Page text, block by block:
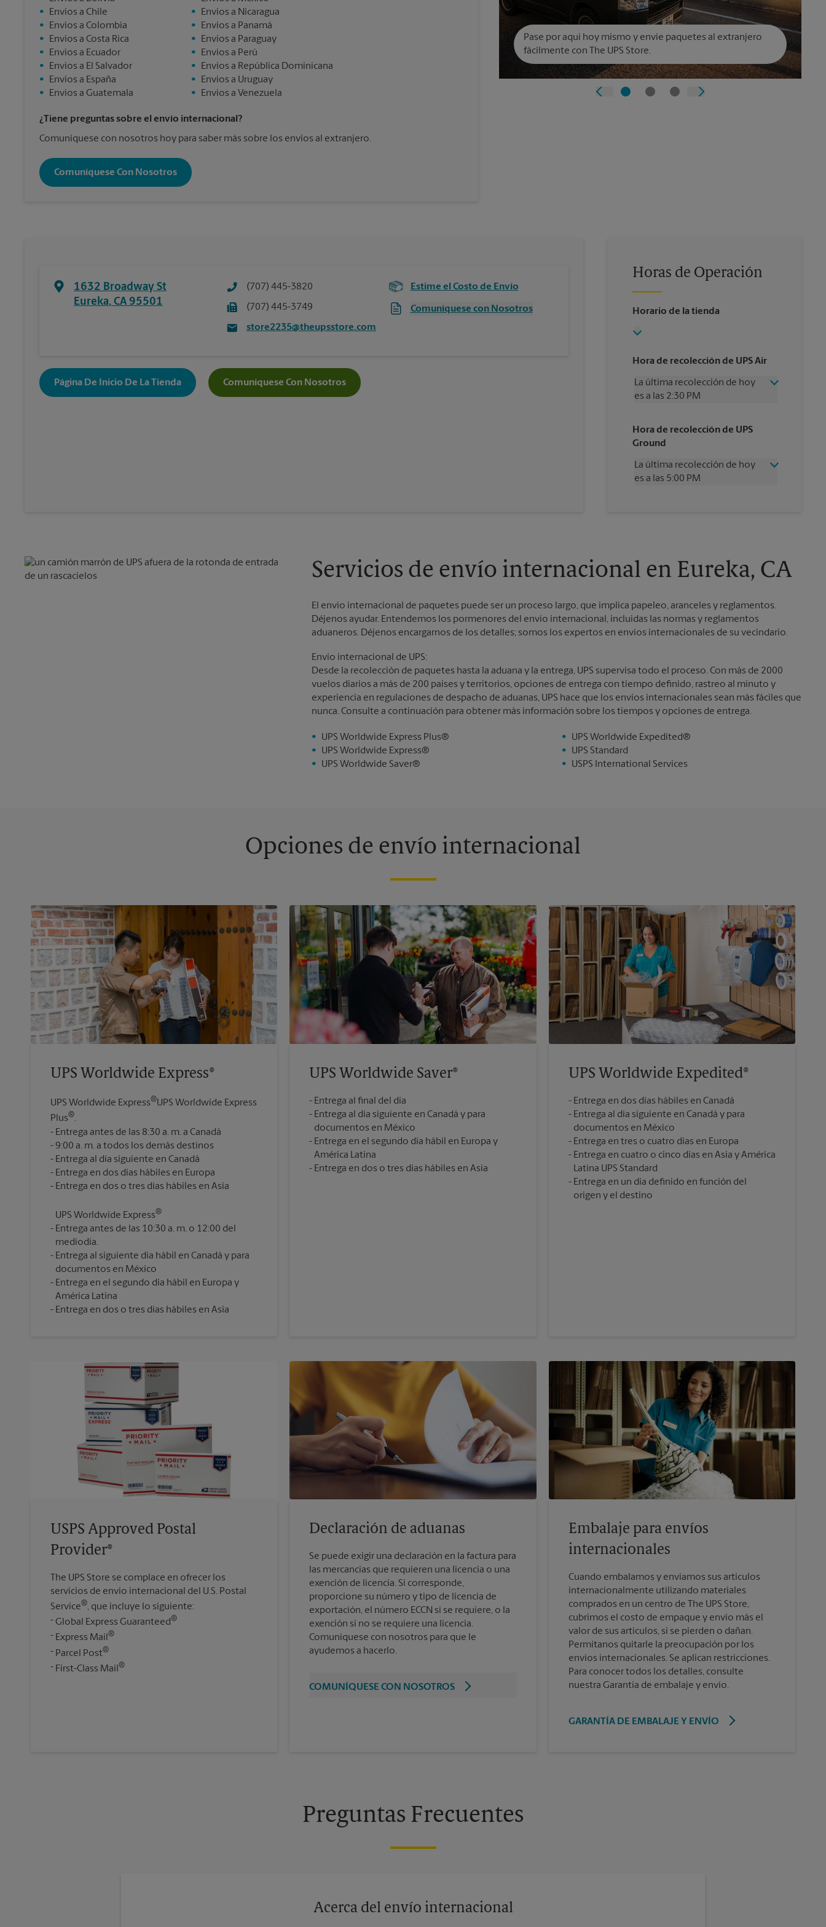
•
Envios a Chile
•
Envios a Colombia
•
Envios a Costa Rica
•
Envios a Ecuador
•
Envios a El Salvador
•
Envios a España
•
Envios a Guatemala
•
Envios a Nicaragua
•
Envios a Panamá
•
Envios a Paraguay
•
Envios a Perú
•
Envios a República Dominicana
•
Envios a Uruguay
•
Envios a Venezuela
¿Tiene preguntas sobre el envío internacional?
Comuníquese con nosotros hoy para saber más sobre los envíos al extranjero.
Comuníquese Con Nosotros
Pase por aquí hoy mismo y envíe paquetes al extranjero
fácilmente con The UPS Store.
1632 Broadway St
Eureka, CA 95501
(707) 445-3820
(707) 445-3749
store2235@theupsstore.com
Estime el Costo de Envío
Comuníquese con Nosotros
Página De Inicio De La Tienda Comuníquese Con Nosotros
Horas de Operación
Horario de la tienda
Hora de recolección de UPS Air
La última recolección de hoy
es a las 2:30 PM
Jueves
2:30 PM
Viernes
Sábado
Sin Recolección
Domingo
Sin Recolección
Hora de recolección de UPS
Ground
La última recolección de hoy
es a las 5:00 PM
Domingo
Sin Recolección
Lunes
5:00 PM
Servicios de envío internacional en Eureka, CA
El envío internacional de paquetes puede ser un proceso largo, que implica papeleo, aranceles y reglamentos.
Déjenos ayudar. Entendemos los pormenores del envío internacional, incluidas las normas y reglamentos
aduaneros. Déjenos encargarnos de los detalles; somos los expertos en envíos internacionales de su vecindario.
Envío internacional de UPS:
Desde la recolección de paquetes hasta la aduana y la entrega, UPS supervisa todo el proceso. Con más de 2000
vuelos diarios a más de 200 países y territorios, opciones de entrega con tiempo definido, rastreo al minuto y
experiencia en regulaciones de despacho de aduanas, UPS hace que los envíos internacionales sean más fáciles que
nunca. Consulte a continuación para obtener más información sobre los tiempos y opciones de entrega.
UPS Worldwide Express Plus®
UPS Worldwide Express®
UPS Worldwide Saver®
UPS Worldwide Expedited®
UPS Standard
USPS International Services
Opciones de envío internacional
UPS Worldwide Express®
UPS Worldwide Express®UPS Worldwide Express
Plus®.
Entrega antes de las 8:30 a. m. a Canadá
9:00 a. m. a todos los demás destinos
Entrega al día siguiente en Canadá
Entrega en dos días hábiles en Europa
UPS Worldwide Express®
Entrega antes de las 10:30 a. m. o 12:00 del
mediodía.
Entrega al siguiente día hábil en Canadá y para
documentos en México
Entrega en el segundo día hábil en Europa y
América Latina
Entrega en dos o tres días hábiles en Asia
UPS Worldwide Saver®
Entrega al final del día
Entrega al día siguiente en Canadá y para
documentos en México
Entrega en el segundo día hábil en Europa y
América Latina
Entrega en dos o tres días hábiles en Asia
UPS Worldwide Expedited®
Entrega en dos días hábiles en Canadá
Entrega al día siguiente en Canadá y para
documentos en México
Entrega en tres o cuatro días en Europa
Entrega en cuatro o cinco días en Asia y América
Latina UPS Standard
Entrega en un día definido en función del
origen y el destino
USPS Approved Postal
Provider®
The UPS Store se complace en ofrecer los
servicios de envío internacional del U.S. Postal
Service®, que incluye lo siguiente:
Global Express Guaranteed®
Express Mail®
Parcel Post®
First-Class Mail®
Declaración de aduanas
Se puede exigir una declaración en la factura para
las mercancías que requieren una licencia o una
exención de licencia. Si corresponde,
proporcione su número y tipo de licencia de
exportación, el número ECCN si se requiere, o la
exención si no se requiere una licencia.
Comuníquese con nosotros para que le
ayudemos a hacerlo.
COMUNÍQUESE CON NOSOTROS
Embalaje para envíos
internacionales
Cuando embalamos y enviamos sus artículos
internacionalmente utilizando materiales
comprados en un centro de The UPS Store,
cubrimos el costo de empaque y envío más el
valor de sus artículos, si se pierden o dañan.
Permítanos quitarle la preocupación por los
envíos internacionales. Se aplican restricciones.
Para conocer todos los detalles, consulte
nuestra Garantía de embalaje y envío.
GARANTÍA DE EMBALAJE Y ENVÍO
Preguntas Frecuentes
Acerca del envío internacional